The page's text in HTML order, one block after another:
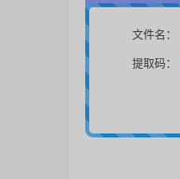
文件名：
提取码：